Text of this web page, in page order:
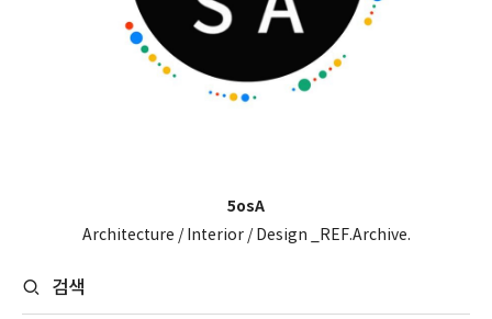
5osA
Architecture / Interior / Design _REF.Archive.
검색